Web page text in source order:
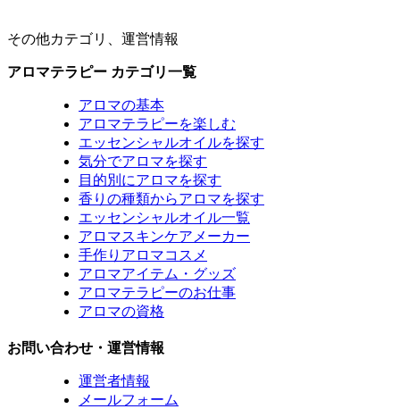
その他カテゴリ、運営情報
アロマテラピー カテゴリ一覧
アロマの基本
アロマテラピーを楽しむ
エッセンシャルオイルを探す
気分でアロマを探す
目的別にアロマを探す
香りの種類からアロマを探す
エッセンシャルオイル一覧
アロマスキンケアメーカー
手作りアロマコスメ
アロマアイテム・グッズ
アロマテラピーのお仕事
アロマの資格
お問い合わせ・運営情報
運営者情報
メールフォーム